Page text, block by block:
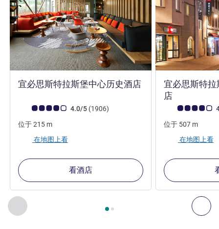
上一个 - 我们在附近的其他酒店 下
第 1页，共 , 我们在附近的其他酒店 1 :, 我们在附近的
宜必思斯特拉斯堡中心历史酒店3 星
客户意见评级 (ALL 评级)
4.0/5 (1906评论
)
位于215 m
在地图上看
看酒店
宜必思斯特
店
客户意见评级
位于 507 m
在地图上看